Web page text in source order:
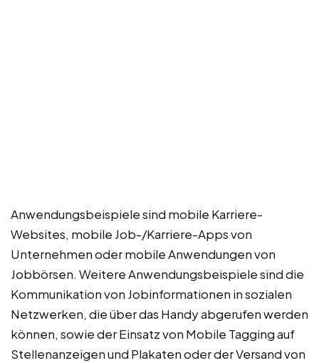
Anwendungsbeispiele sind mobile Karriere-
Websites, mobile Job-/Karriere-Apps von
Unternehmen oder mobile Anwendungen von
Jobbörsen. Weitere Anwendungsbeispiele sind die
Kommunikation von Jobinformationen in sozialen
Netzwerken, die über das Handy abgerufen werden
können, sowie der Einsatz von Mobile Tagging auf
Stellenanzeigen und Plakaten oder der Versand von